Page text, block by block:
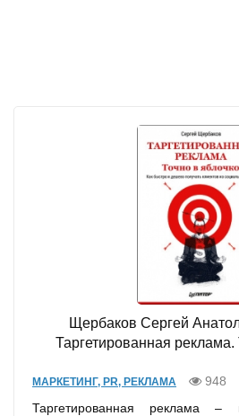
Щербаков Сергей
Таргетированная реклама.
МАРКЕТИНГ, PR, РЕКЛАМА
948
Таргетированная реклама